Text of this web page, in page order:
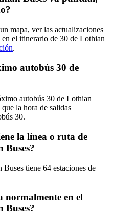
mapa, ver las actualizaciones
el itinerario de 30 de Lothian
.
autobús 30 de
autobús 30 de Lothian
la hora de salidas
30.
la línea o ruta de
Buses?
tiene 64 estaciones de
normalmente en el
Buses?